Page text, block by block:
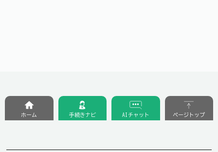
ホーム 手続きナビ AIチャット ページトップ